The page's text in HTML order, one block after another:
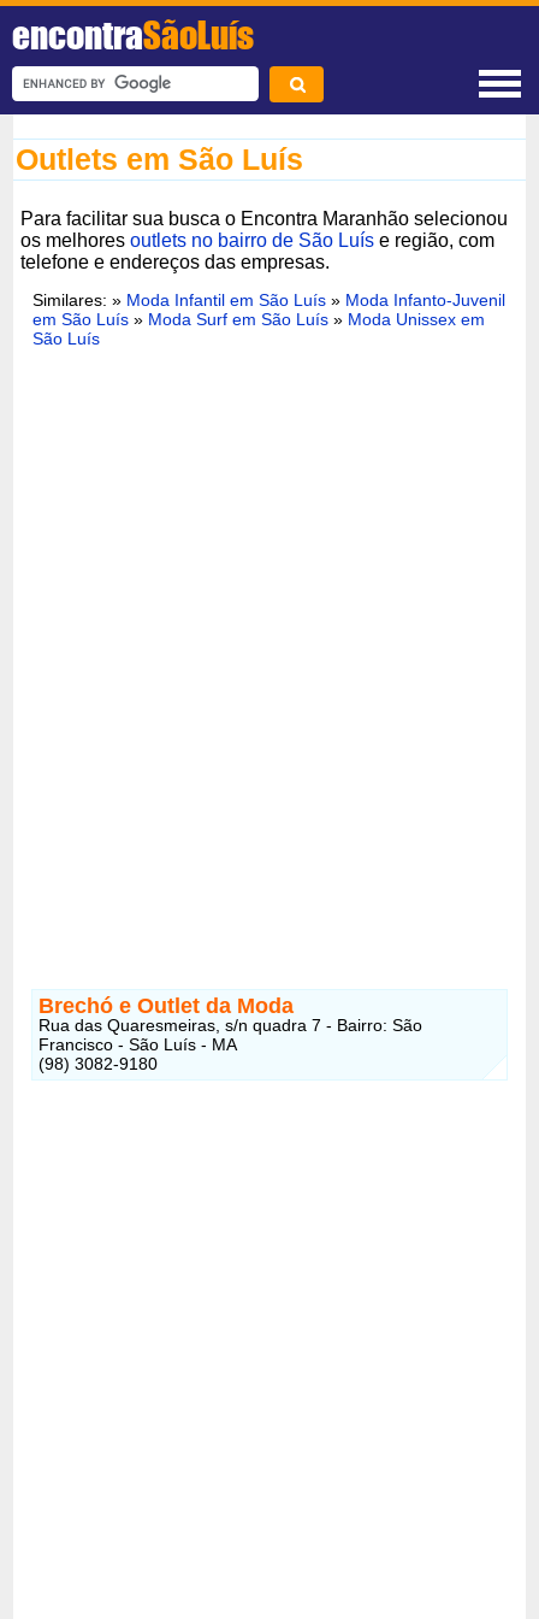
encontraSãoLuís
Outlets em São Luís
Para facilitar sua busca o Encontra Maranhão selecionou
os melhoresoutlets no bairro de São Luís e região, com
telefone e endereços das empresas.
Similares: » Moda Infantil em São Luís » Moda Infanto-Juvenil
em São Luís » Moda Surf em São Luís » Moda Unissex em
São Luís
Brechó e Outlet da Moda
Rua das Quaresmeiras, s/n quadra 7 - Bairro: São
Francisco - São Luís - MA
(98) 3082-9180